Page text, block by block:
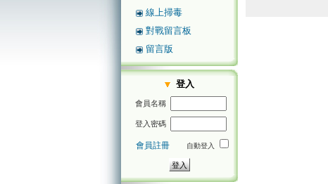
線上掃毒
對戰留言板
留言版
登入
會員名稱
登入密碼
會員註冊 自動登入